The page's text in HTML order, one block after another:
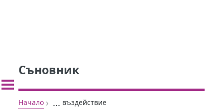
Съновник
Начало › ... въздействие